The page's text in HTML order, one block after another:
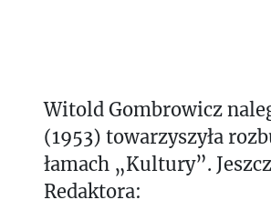
Witold Gombrowicz
(1953) towarzyszyła
łamach „Kultury”.
Redaktora: